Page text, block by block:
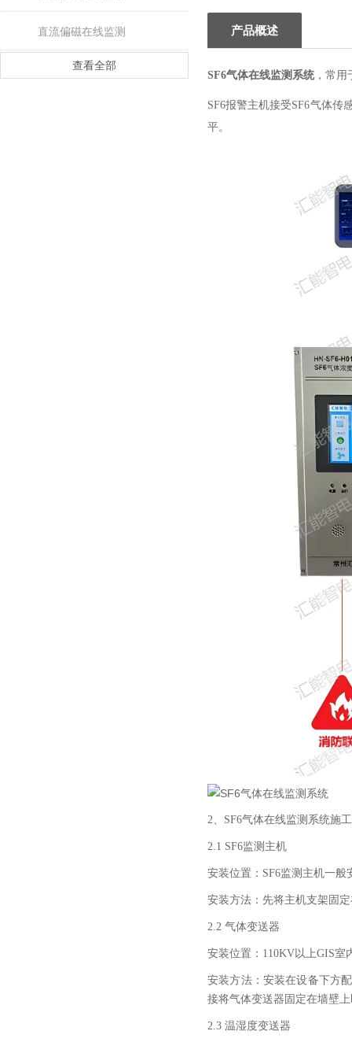
直流偏磁在线监测
查看全部
产品概述
SF6气体在线监测系统，常用
SF6报警主机接受SF6气体传
平。
2、SF6气体在线监测系统施
2.1 SF6监测主机
安装位置：SF6监测主机一
安装方法：先将主机支架固
2.2 气体变送器
安装位置：110KV以上GIS室
安装方法：安装在设备下方
接将气体变送器固定在墙壁
2.3 温湿度变送器